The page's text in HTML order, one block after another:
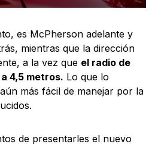
es McPherson adelante y
mientras que la dirección
a la vez que el radio de
4,5 metros. Lo que lo
más fácil de manejar por la
de presentarles el nuevo